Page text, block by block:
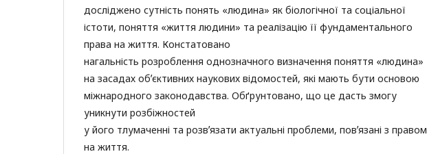
досліджено сутність понять «людина» як біологічної та соціальної
істоти, поняття «життя людини» та реалізацію її фундаментального
права на життя. Констатовано
нагальність розроблення однозначного визначення поняття «людина»
на засадах обʼєктивних наукових відомостей, які мають бути основою
міжнародного законодавства. Обґрунтовано, що це дасть змогу
уникнути розбіжностей
у його тлумаченні та розвʼязати актуальні проблеми, повʼязані з правом
на життя.